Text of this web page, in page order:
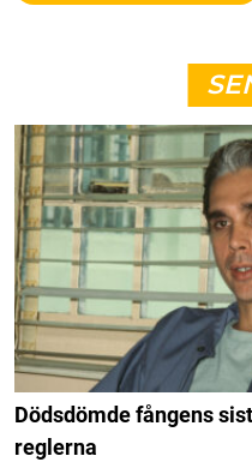
Dödsdömde fångens
reglerna